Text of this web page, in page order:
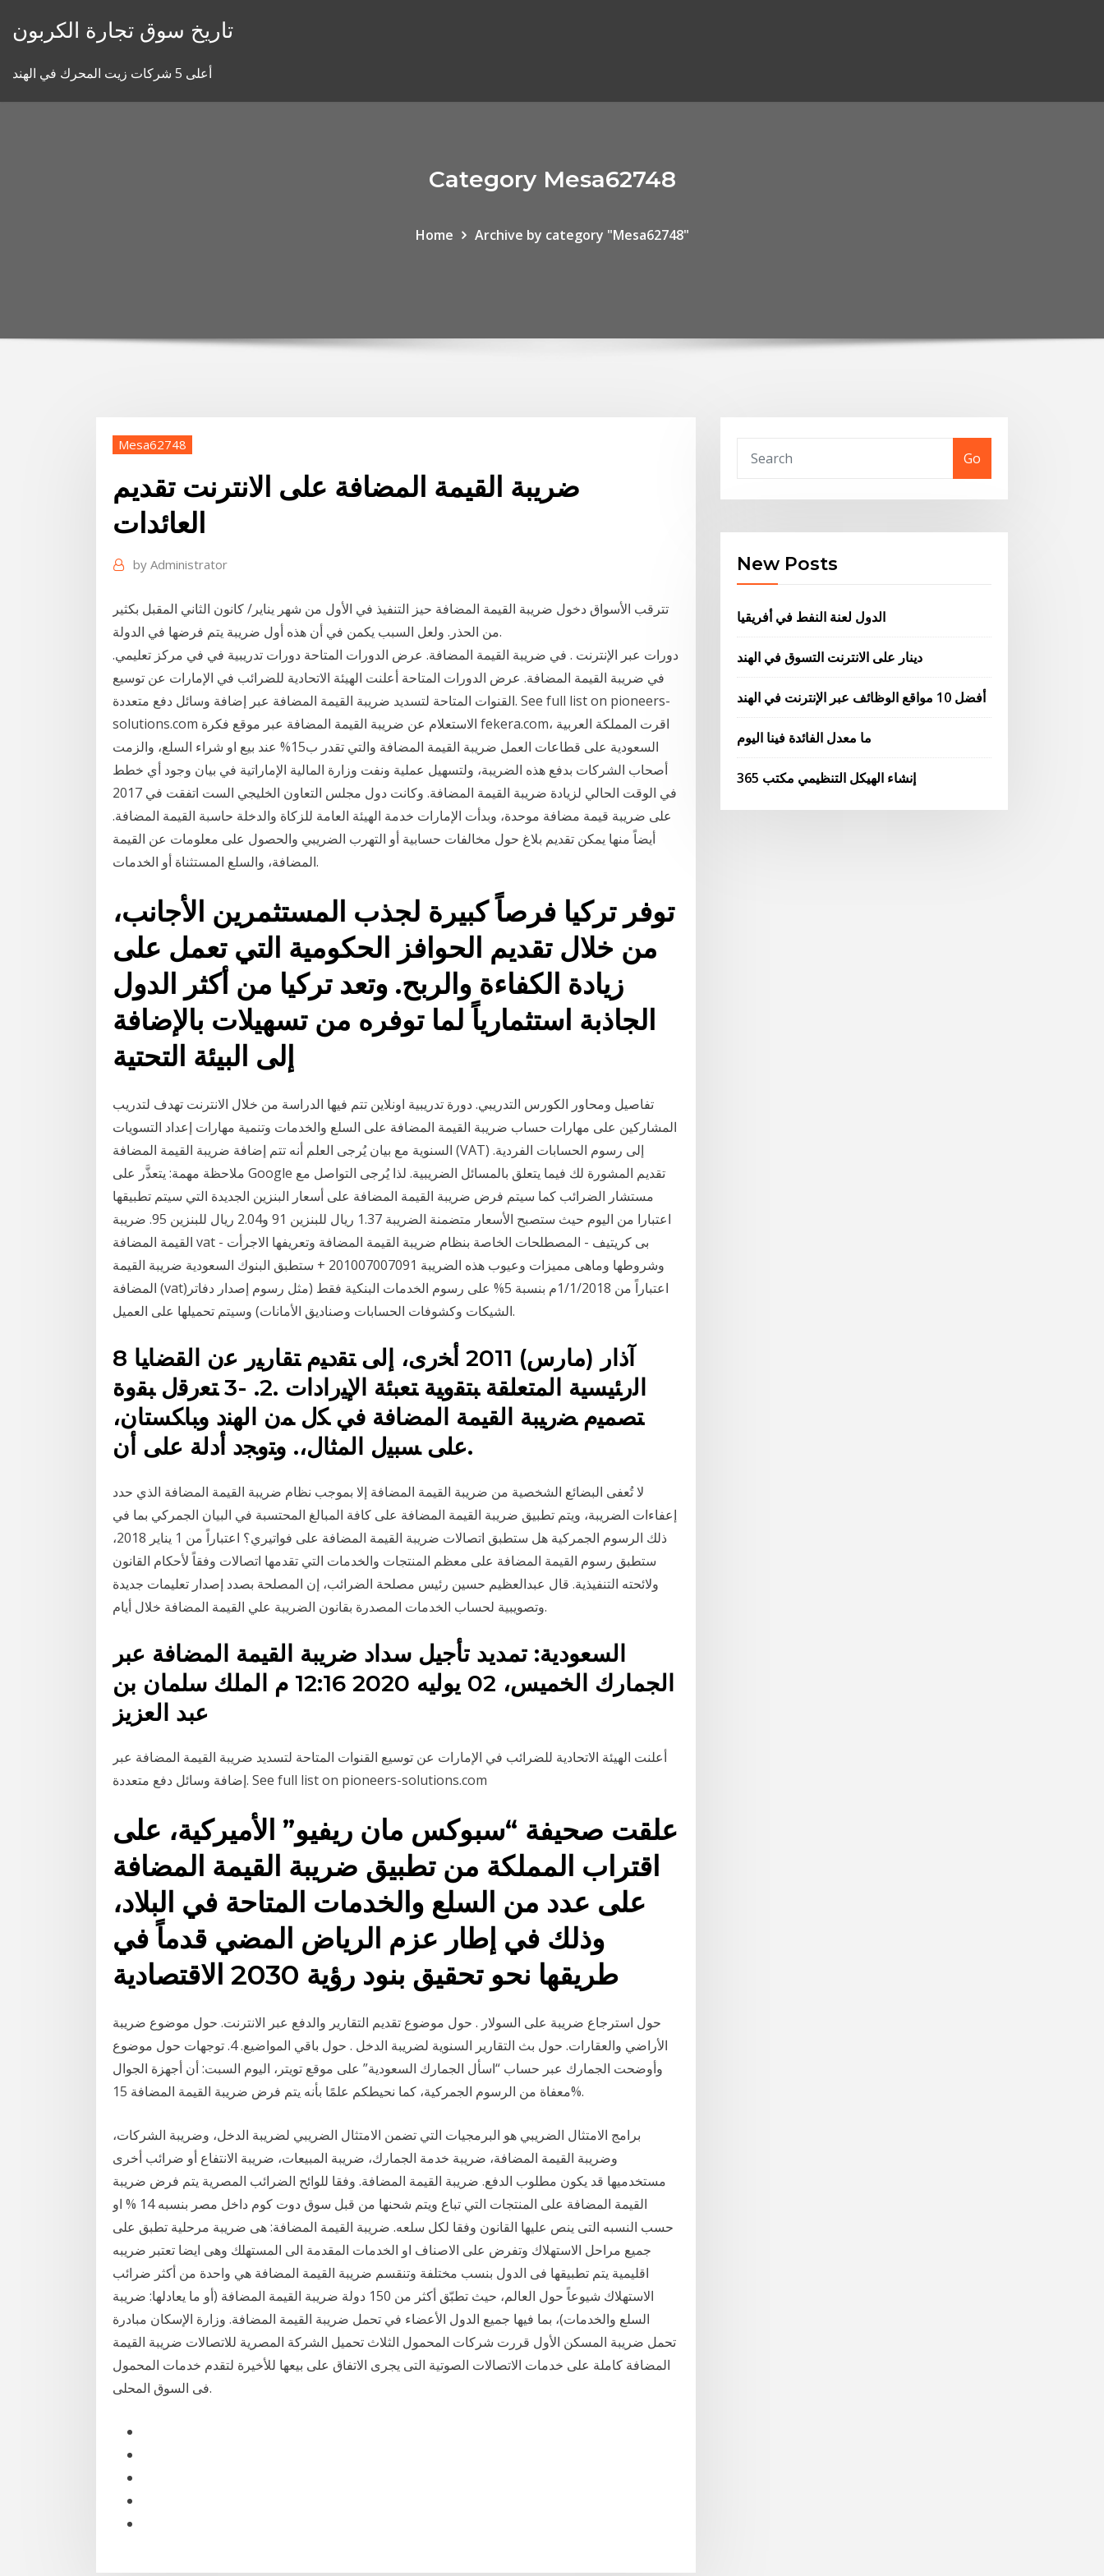
تاريخ سوق تجارة الكربون
أعلى 5 شركات زيت المحرك في الهند
Category Mesa62748
Home Archive by category "Mesa62748"
Mesa62748
ضريبة القيمة المضافة على الانترنت تقديم
العائدات
by Administrator
تترقب الأسواق دخول ضريبة القيمة المضافة حيز التنفيذ في الأول من شهر يناير/ كانون الثاني المقبل بكثير
من الحذر. ولعل السبب يكمن في أن هذه أول ضريبة يتم فرضها في الدولة.
دورات عبر الإنترنت . في ضريبة القيمة المضافة. عرض الدورات المتاحة دورات تدريبية في في مركز تعليمي.
في ضريبة القيمة المضافة. عرض الدورات المتاحة أعلنت الهيئة الاتحادية للضرائب في الإمارات عن توسيع
القنوات المتاحة لتسديد ضريبة القيمة المضافة عبر إضافة وسائل دفع متعددة. See full list on pioneers-
solutions.com الاستعلام عن ضريبة القيمة المضافة عبر موقع فكرة fekera.com، اقرت المملكة العربية
السعودية على قطاعات العمل ضريبة القيمة المضافة والتي تقدر ب15% عند بيع او شراء السلع، والزمت
أصحاب الشركات بدفع هذه الضريبة، ولتسهيل عملية ونفت وزارة المالية الإماراتية في بيان وجود أي خطط
في الوقت الحالي لزيادة ضريبة القيمة المضافة. وكانت دول مجلس التعاون الخليجي الست اتفقت في 2017
على ضريبة قيمة مضافة موحدة، وبدأت الإمارات خدمة الهيئة العامة للزكاة والدخلة حاسبة القيمة المضافة.
أيضاً منها يمكن تقديم بلاغ حول مخالفات حسابية أو التهرب الضريبي والحصول على معلومات عن القيمة
المضافة، والسلع المستثناة أو الخدمات.
توفر تركيا فرصاً كبيرة لجذب المستثمرين الأجانب،
من خلال تقديم الحوافز الحكومية التي تعمل على
زيادة الكفاءة والربح. وتعد تركيا من أكثر الدول
الجاذبة استثمارياً لما توفره من تسهيلات بالإضافة
إلى البيئة التحتية
تفاصيل ومحاور الكورس التدريبي. دورة تدريبية اونلاين تتم فيها الدراسة من خلال الانترنت تهدف لتدريب
المشاركين على مهارات حساب ضريبة القيمة المضافة على السلع والخدمات وتنمية مهارات إعداد التسويات
السنوية مع بيان يُرجى العلم أنه تتم إضافة ضريبة القيمة المضافة (VAT) إلى رسوم الحسابات الفردية.
ملاحظة مهمة: يتعذَّر على Google تقديم المشورة لك فيما يتعلق بالمسائل الضريبية. لذا يُرجى التواصل مع
مستشار الضرائب كما سيتم فرض ضريبة القيمة المضافة على أسعار البنزين الجديدة التي سيتم تطبيقها
اعتبارا من اليوم حيث ستصبح الأسعار متضمنة الضريبة 1.37 ريال للبنزين 91 و2.04 ريال للبنزين 95. ضريبة
القيمة المضافة vat - بى كريتيف - المصطلحات الخاصة بنظام ضريبة القيمة المضافة وتعريفها الاجرأت
وشروطها وماهى مميزات وعيوب هذه الضريبة 201007007091 + ستطبق البنوك السعودية ضريبة القيمة
المضافة (vat)اعتباراً من 1/1/2018م بنسبة 5% على رسوم الخدمات البنكية فقط (مثل رسوم إصدار دفاتر
الشيكات وكشوفات الحسابات وصناديق الأمانات) وسيتم تحميلها على العميل.
8 آذار (مارس) 2011 ﺃﺨﺭﻯ، ﺇﻟﻰ ﺘﻘﺩﻴﻡ ﺘﻘﺎﺭﻴﺭ ﻋﻥ ﺍﻟﻘﻀﺎﻴﺎ
ﺍﻟﺭﺌﻴﺴﻴﺔ ﺍﻟﻤﺘﻌﻠﻘﺔ ﺒﺘﻘﻭﻴﺔ ﺘﻌﺒﺌﺔ ﺍﻹﻴﺭﺍﺩﺍﺕ .2. -3 ﺘﻌﺭﻗل ﺒﻘﻭﺓ
ﺘﺼﻤﻴﻡ ﻀﺭﻴﺒﺔ ﺍﻟﻘﻴﻤﺔ ﺍﻟﻤﻀﺎﻓﺔ ﻓﻲ ﻜل ﻤﻥ ﺍﻟﻬﻨﺩ ﻭﺒﺎﻜﺴﺘﺎﻥ،
ﻋﻠﻰ ﺴﺒﻴل ﺍﻟﻤﺜﺎل،. ﻭﺘﻭﺠﺩ ﺃﺩﻟﺔ ﻋﻠﻰ ﺃﻥ.
لا تُعفى البضائع الشخصية من ضريبة القيمة المضافة إلا بموجب نظام ضريبة القيمة المضافة الذي حدد
إعفاءات الضريبة، ويتم تطبيق ضريبة القيمة المضافة على كافة المبالغ المحتسبة في البيان الجمركي بما في
ذلك الرسوم الجمركية هل ستطبق اتصالات ضريبة القيمة المضافة على فواتيري؟ اعتباراً من 1 يناير 2018،
ستطبق رسوم القيمة المضافة على معظم المنتجات والخدمات التي تقدمها اتصالات وفقاً لأحكام القانون
ولائحته التنفيذية. قال عبدالعظيم حسين رئيس مصلحة الضرائب، إن المصلحة بصدد إصدار تعليمات جديدة
وتصويبية لحساب الخدمات المصدرة بقانون الضريبة علي القيمة المضافة خلال أيام.
السعودية: تمديد تأجيل سداد ضريبة القيمة المضافة عبر
الجمارك الخميس، 02 يوليه 2020 12:16 م الملك سلمان بن
عبد العزيز
أعلنت الهيئة الاتحادية للضرائب في الإمارات عن توسيع القنوات المتاحة لتسديد ضريبة القيمة المضافة عبر
إضافة وسائل دفع متعددة. See full list on pioneers-solutions.com
علقت صحيفة “سبوكس مان ريفيو” الأميركية، على
اقتراب المملكة من تطبيق ضريبة القيمة المضافة
على عدد من السلع والخدمات المتاحة في البلاد،
وذلك في إطار عزم الرياض المضي قدماً في
طريقها نحو تحقيق بنود رؤية 2030 الاقتصادية
حول استرجاع ضريبة على السولار . حول موضوع تقديم التقارير والدفع عبر الانترنت. حول موضوع ضريبة
الأراضي والعقارات. حول بث التقارير السنوية لضريبة الدخل . حول باقي المواضيع. 4. توجهات حول موضوع
وأوضحت الجمارك عبر حساب “اسأل الجمارك السعودية” على موقع تويتر، اليوم السبت: أن أجهزة الجوال
معفاة من الرسوم الجمركية، كما نحيطكم علمًا بأنه يتم فرض ضريبة القيمة المضافة 15%.
برامج الامتثال الضريبي هو البرمجيات التي تضمن الامتثال الضريبي لضريبة الدخل، وضريبة الشركات،
وضريبة القيمة المضافة، ضريبة خدمة الجمارك، ضريبة المبيعات، ضريبة الانتفاع أو ضرائب أخرى
مستخدميها قد يكون مطلوب الدفع. ضريبة القيمة المضافة. وفقا للوائح الضرائب المصرية يتم فرض ضريبة
القيمة المضافة على المنتجات التي تباع ويتم شحنها من قبل سوق دوت كوم داخل مصر بنسبه 14 % او
حسب النسبه التى ينص عليها القانون وفقا لكل سلعه. ضريبة القيمة المضافة: هى ضريبة مرحلية تطبق على
جميع مراحل الاستهلاك وتفرض على الاصناف او الخدمات المقدمة الى المستهلك وهى ايضا تعتبر ضريبه
اقليمية يتم تطبيقها فى الدول بنسب مختلفة وتنقسم ضريبة القيمة المضافة هي واحدة من أكثر ضرائب
الاستهلاك شيوعاً حول العالم، حيث تطبّق أكثر من 150 دولة ضريبة القيمة المضافة (أو ما يعادلها: ضريبة
السلع والخدمات)، بما فيها جميع الدول الأعضاء في تحمل ضريبة القيمة المضافة. وزارة الإسكان مبادرة
تحمل ضريبة المسكن الأول قررت شركات المحمول الثلاث تحميل الشركة المصرية للاتصالات ضريبة القيمة
المضافة كاملة على خدمات الاتصالات الصوتية التى يجرى الاتفاق على بيعها للأخيرة لتقدم خدمات المحمول
فى السوق المحلى.
Go
New Posts
الدول لعنة النفط في أفريقيا
دينار على الانترنت التسوق في الهند
أفضل 10 مواقع الوظائف عبر الإنترنت في الهند
ما معدل الفائدة فينا اليوم
إنشاء الهيكل التنظيمي مكتب 365